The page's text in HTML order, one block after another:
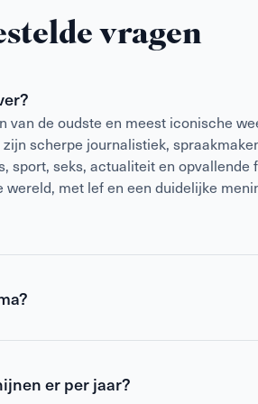
vragen
van de oudste en meest iconische
scherpe journalistiek,
seks, actualiteit en opvallende
met lef en een duidelijke
danlosse verkoopen geeft
de hoogte van het laatste nieuws op
er per jaar?